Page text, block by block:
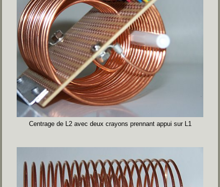
Centrage de L2 avec deux crayons prennant appui sur L1